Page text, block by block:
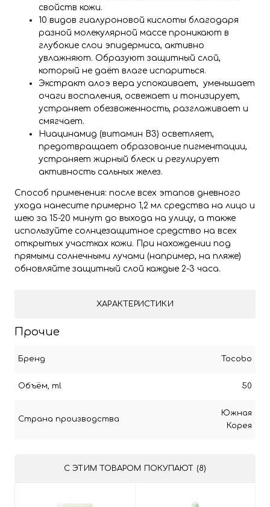
свойств кожи.
10 видов гиалуроновой кислоты благодаря
разной молекулярной массе проникают в
глубокие слои эпидермиса, активно
увлажняют. Образуют защитный слой,
который не даёт влаге испариться.
Экстракт алоэ вера успокаивает, уменьшает
очаги воспаления, освежает и тонизирует,
устраняет обезвоженность, разглаживает и
смягчает.
Ниацинамид (витамин B3) осветляет,
предотвращает образование пигментации,
устраняет жирный блеск и регулирует
активность сальных желез.
Способ применения: после всех этапов дневного
ухода нанесите примерно 1,2 мл средства на лицо и
шею за 15-20 минут до выхода на улицу, а также
используйте солнцезащитное средство на всех
открытых участках кожи. При нахождении под
прямыми солнечными лучами (например, на пляже)
обновляйте защитный слой каждые 2-3 часа.
ХАРАКТЕРИСТИКИ
Прочие
Бренд Tocobo
Объём, ml 50
Страна производства
Южная
Корея
С ЭТИМ ТОВАРОМ ПОКУПАЮТ (8)